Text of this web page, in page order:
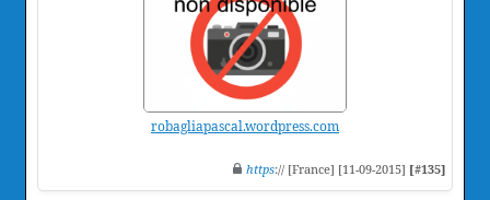
robagliapascal.wordpress.com
https:// [France] [11-09-2015] [#135]